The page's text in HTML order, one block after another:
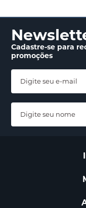
Cadastre-se para
promoções